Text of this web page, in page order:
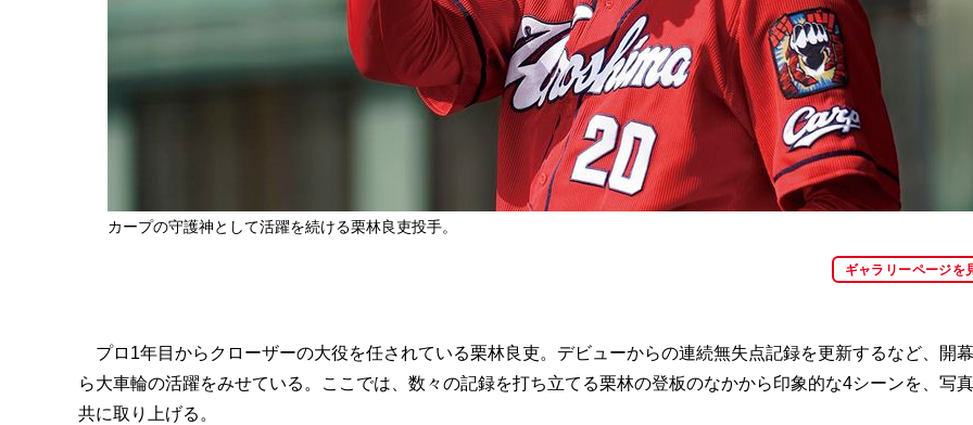
カープの守護神として活躍を続ける栗林良吏投手。
ギャラリーページを
プロ1年目からクローザーの大役を任されている栗林良吏。デビューからの連続無失点記録を更新するなど、開
ら大車輪の活躍をみせている。ここでは、数々の記録を打ち立てる栗林の登板のなかから印象的な4シーンを、写
共に取り上げる。